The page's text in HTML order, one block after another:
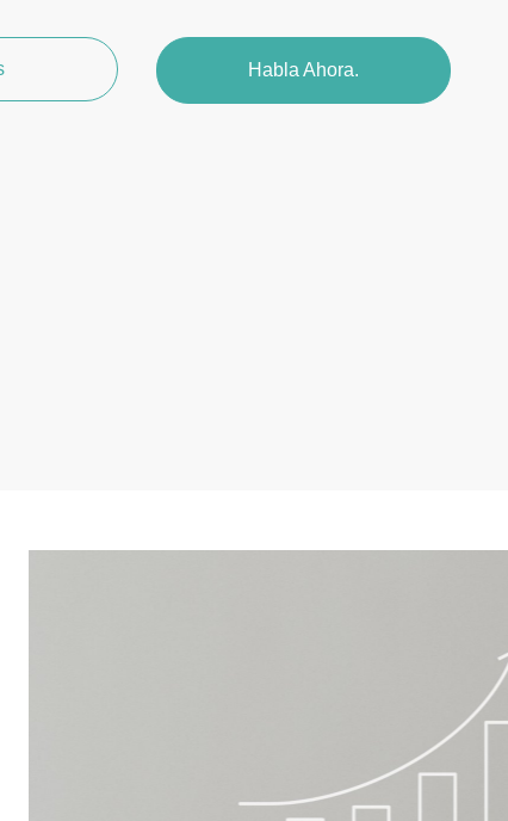
Habla Ahora.